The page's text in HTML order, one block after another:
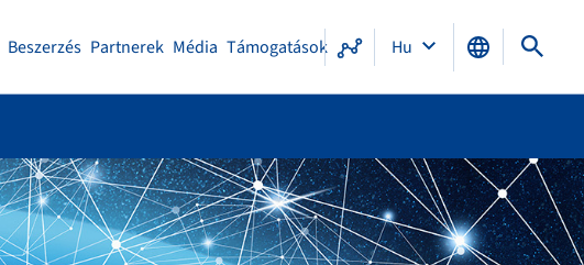
Beszerzés Partnerek Média Támogatások Hu